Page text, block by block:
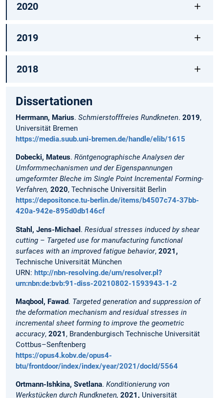
2020
2019
2018
Dissertationen
Herrmann, Marius. Schmierstofffreies Rundkneten. 2019,
Universität Bremen
https://media.suub.uni-bremen.de/handle/elib/1615
Dobecki, Mateus. Röntgenographische Analysen der
Umformmechanismen und der Eigenspannungen
umgeformter Bleche im Single Point Incremental Forming-
Verfahren, 2020, Technische Universität Berlin
https://depositonce.tu-berlin.de/items/b4507c74-37bb-
420a-942e-895d0db146cf
Stahl, Jens-Michael . Residual stresses induced by shear
cutting – Targeted use for manufacturing functional
surfaces with an improved fatigue behavior, 2021,
Technische Universität München
URN: http://nbn-resolving.de/urn/resolver.pl?
urn:nbn:de:bvb:91-diss-20210802-1593943-1-2
Maqbool, Fawad. Targeted generation and suppression of
the deformation mechanism and residual stresses in
incremental sheet forming to improve the geometric
accuracy, 2021 , Brandenburgisch Technische Universität
Cottbus–Senftenberg
https://opus4.kobv.de/opus4-
btu/frontdoor/index/index/year/2021/docId/5564
Ortmann-Ishkina, Svetlana. Konditionierung von
Werkstücken durch Rundkneten, 2021, Universität